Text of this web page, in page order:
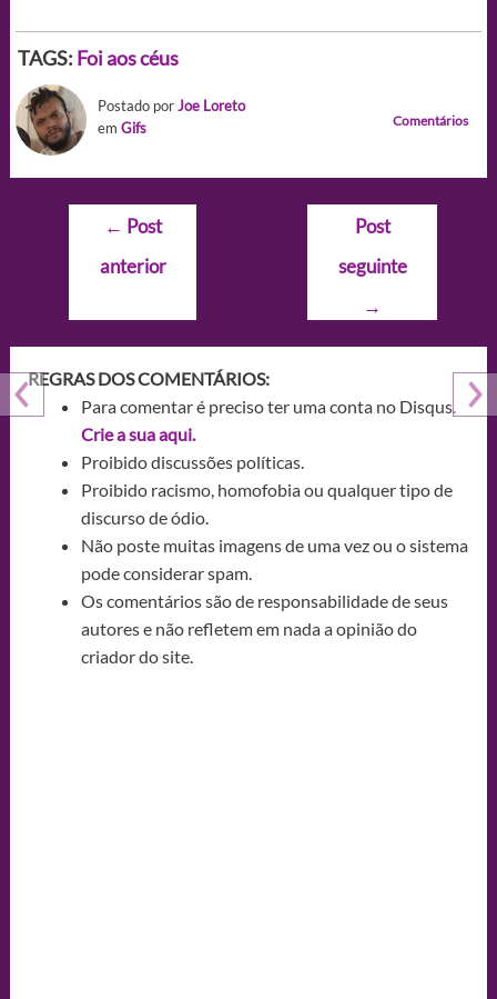
TAGS: Foi aos céus
Postado porJoe Loreto
em Gifs Comentários
Navegação
Post
← Post
anterior
Post
seguinte
→
REGRAS DOS COMENTÁRIOS:
Para comentar é preciso ter uma conta no Disqus.
Crie a sua aqui.
Proibido discussões políticas.
Proibido racismo, homofobia ou qualquer tipo de
discurso de ódio.
Não poste muitas imagens de uma vez ou o sistema
pode considerar spam.
Os comentários são de responsabilidade de seus
autores e não refletem em nada a opinião do
criador do site.